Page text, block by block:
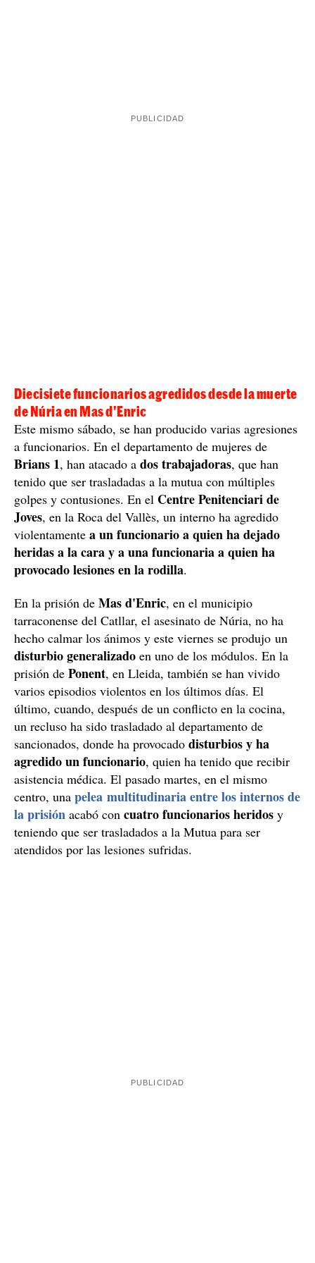
Diecisiete funcionarios agredidos desde la muerte
de Núria en Mas d'Enric
Este mismo sábado, se han producido varias agresiones
a funcionarios. En el departamento de mujeres de
Brians 1, han atacado a dos trabajadoras, que han
tenido que ser trasladadas a la mutua con múltiples
golpes y contusiones. En el Centre Penitenciari de
Joves, en la Roca del Vallès, un interno ha agredido
violentamente a un funcionario a quien ha dejado
heridas a la cara y a una funcionaria a quien ha
provocado lesiones en la rodilla.
En la prisión de Mas d'Enric, en el municipio
tarraconense del Catllar, el asesinato de Núria, no ha
hecho calmar los ánimos y este viernes se produjo un
disturbio generalizado en uno de los módulos. En la
prisión de Ponent, en Lleida, también se han vivido
varios episodios violentos en los últimos días. El
último, cuando, después de un conflicto en la cocina,
un recluso ha sido trasladado al departamento de
sancionados, donde ha provocado disturbios y ha
agredido un funcionario, quien ha tenido que recibir
asistencia médica. El pasado martes, en el mismo
centro, una pelea multitudinaria entre los internos de
la prisión acabó con cuatro funcionarios heridos y
teniendo que ser trasladados a la Mutua para ser
atendidos por las lesiones sufridas.